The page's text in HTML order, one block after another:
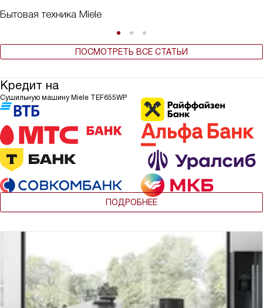
Бытовая техника Miele
ПОСМОТРЕТЬ ВСЕ СТАТЬИ
Кредит на
Сушильную машину Miele TEF655WP
ПОДРОБНЕЕ